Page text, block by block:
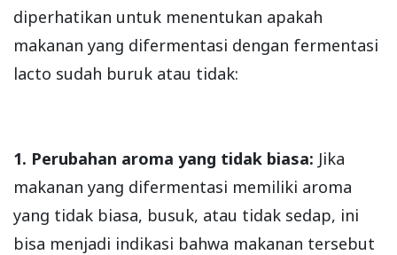
diperhatikan untuk menentukan apakah
makanan yang difermentasi dengan fermentasi
lacto sudah buruk atau tidak:
1. Perubahan aroma yang tidak biasa: Jika
makanan yang difermentasi memiliki aroma
yang tidak biasa, busuk, atau tidak sedap, ini
bisa menjadi indikasi bahwa makanan tersebut